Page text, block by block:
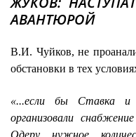
АВАНТЮРОЙ
В.И. Чуйков, не
обстановки в тех
«...если бы Ставка
организовали
Одеру нужное